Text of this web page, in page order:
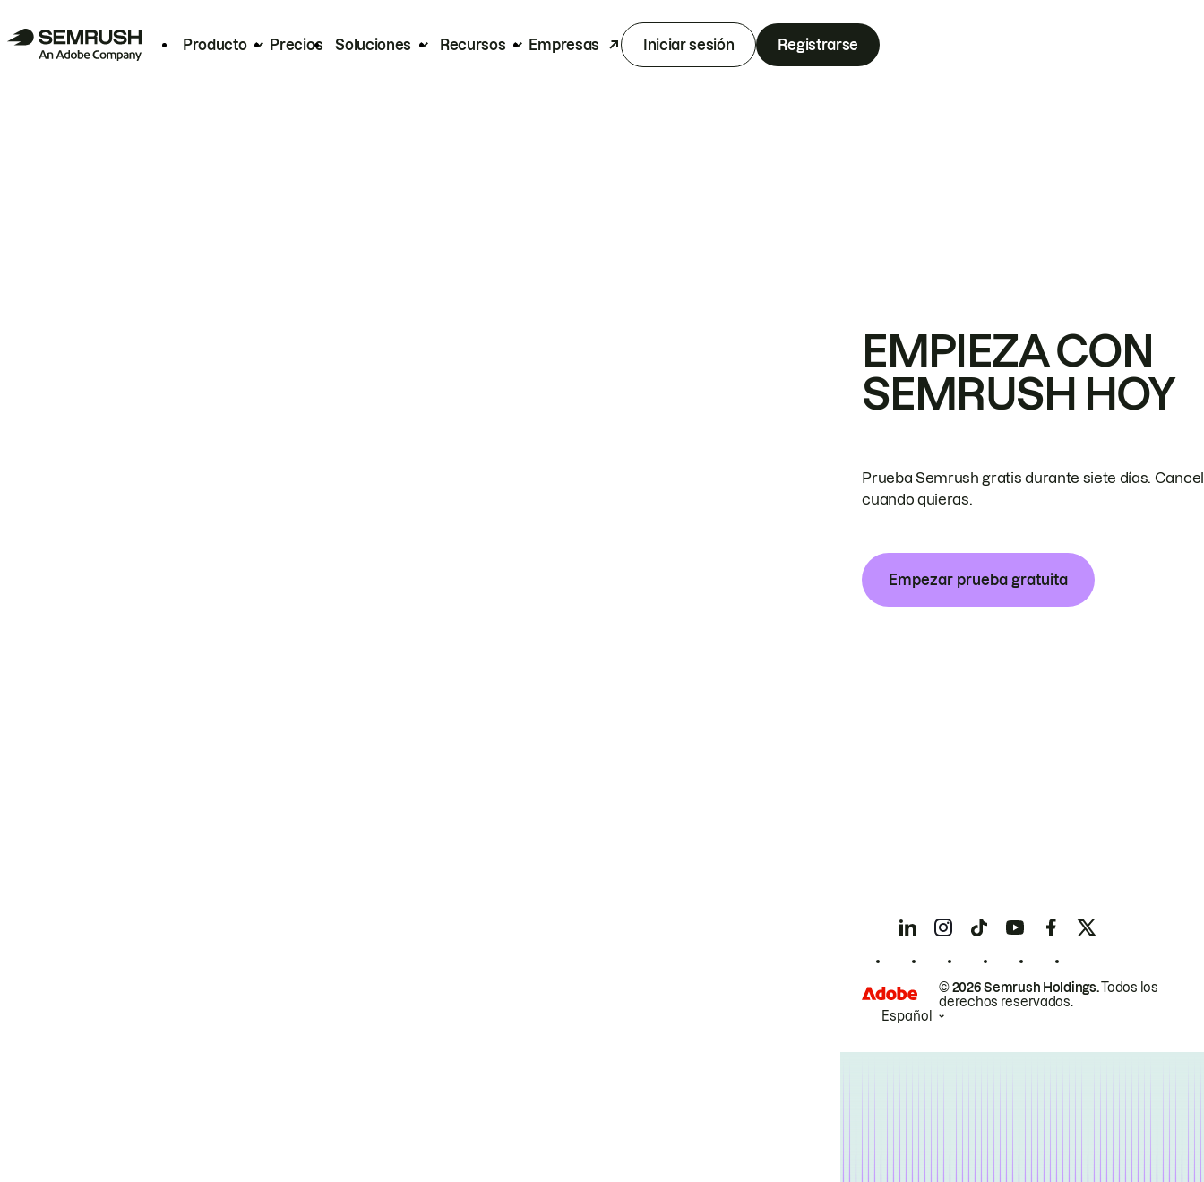
Producto Precios Soluciones Recursos Empresas Iniciar sesión Registrarse
EMPIEZA CON
SEMRUSH HOY
Prueba Semrush gratis durante siete días.
cuando quieras.
Empezar prueba gratuita
© 2026 Semrush Holdings.Todos los
derechos reservados.
Español